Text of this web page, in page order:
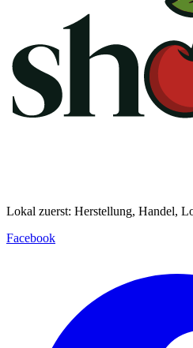
Lokal zuerst: Herstellung, Handel,
Facebook